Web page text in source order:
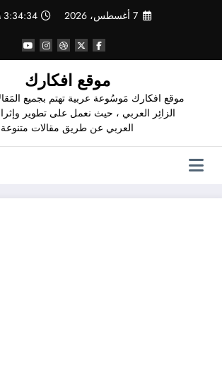
7 أغسطس، 2026 3:34:34 AM
موقع افكارك
موقع افكارك مَوسُوعة عربية تهتم بجميع
الزائِر العربي ، حيث نعمل على تطوير
العربي عن طريق مقالات متنوعة